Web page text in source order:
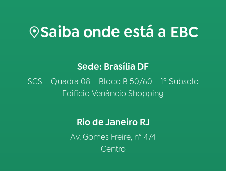
Saiba onde está a EBC
Sede: Brasília DF
SCS – Quadra 08 – Bloco B 50/60 – 1º Subsolo
Edifício Venâncio Shopping
Rio de Janeiro RJ
Av. Gomes Freire, n° 474
Centro